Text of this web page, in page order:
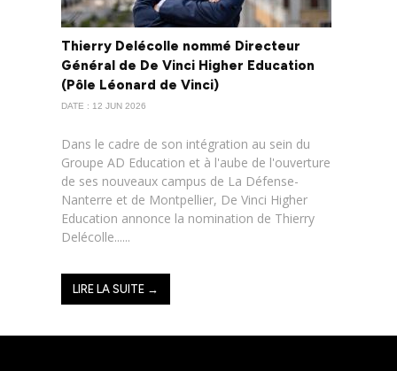
Thierry Delécolle nommé Directeur
Général de De Vinci Higher Education
(Pôle Léonard de Vinci)
DATE : 12 JUN 2026
Dans le cadre de son intégration au sein du
Groupe AD Education et à l'aube de l'ouverture
de ses nouveaux campus de La Défense-
Nanterre et de Montpellier, De Vinci Higher
Education annonce la nomination de Thierry
Delécolle......
LIRE LA SUITE →